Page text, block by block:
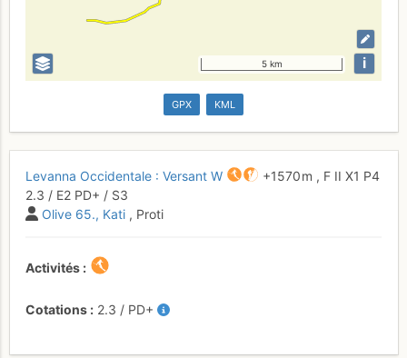
5 km i
GPX KML
Levanna Occidentale : Versant W +1570 m , F II X1 P4
2.3 / E2 PD+ / S3
Olive 65. Kati , Proti
Activités
Cotations 2.3 / PD+